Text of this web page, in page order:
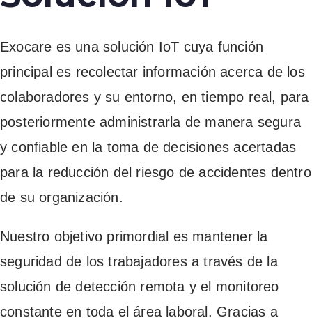
Exocare es una solución IoT cuya función
principal es recolectar información acerca de los
colaboradores y su entorno, en tiempo real, para
posteriormente administrarla de manera segura
y confiable en la toma de decisiones acertadas
para la reducción del riesgo de accidentes dentro
de su organización.
Nuestro objetivo primordial es mantener la
seguridad de los trabajadores a través de la
solución de detección remota y el monitoreo
constante en toda el área laboral. Gracias a